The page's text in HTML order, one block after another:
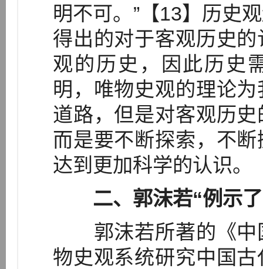
明不可。”【13】历史
得出的对于客观历史
观的历史，因此历史
明，唯物史观的理论
道路，但是对客观历
而是要不断探索，不
达到更加科学的认识。
二、郭沫若“例示
郭沫若所著的《中
物史观系统研究中国